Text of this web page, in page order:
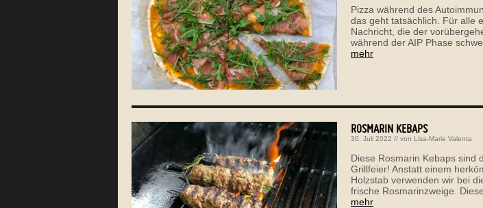
Pizza während des
das geht tatsächlich. Für alle
Nachricht, die der
während der AIP Phase
mehr
ROSMARIN KEBAPS
30. Juli 2022 // von Lisa-Marie Valenta
Diese Rosmarin Kebaps sind
Grillfeier! Anstatt einem
Holzstab verwenden wir bei
frische Rosmarinzweige.
mehr